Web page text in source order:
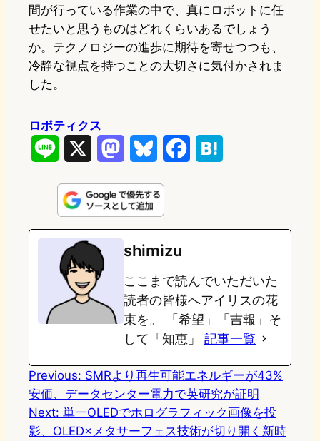
間が行っている作業の中で、真にロボットに任
せたいと思うものはどれくらいあるでしょう
か。テクノロジーの進歩に期待を寄せつつも、
冷静な視点を持つことの大切さに気付かされま
した。
ロボティクス
n
e
s
t
o
d
o
n
u
e
s
k
e
o
o
k
e
a
shimizu
ここまで読んでいただいた
読者の皆様へアイリスの花
束を。 「希望」「吉報」そ
して「知恵」 記事一覧
Previous: SMRより再生可能エネルギーが43%
安価、データセンター電力で英研究が証明
Next: 単一OLEDでホログラフィック画像を投
影、OLED×メタサーフェス技術が切り開く新時